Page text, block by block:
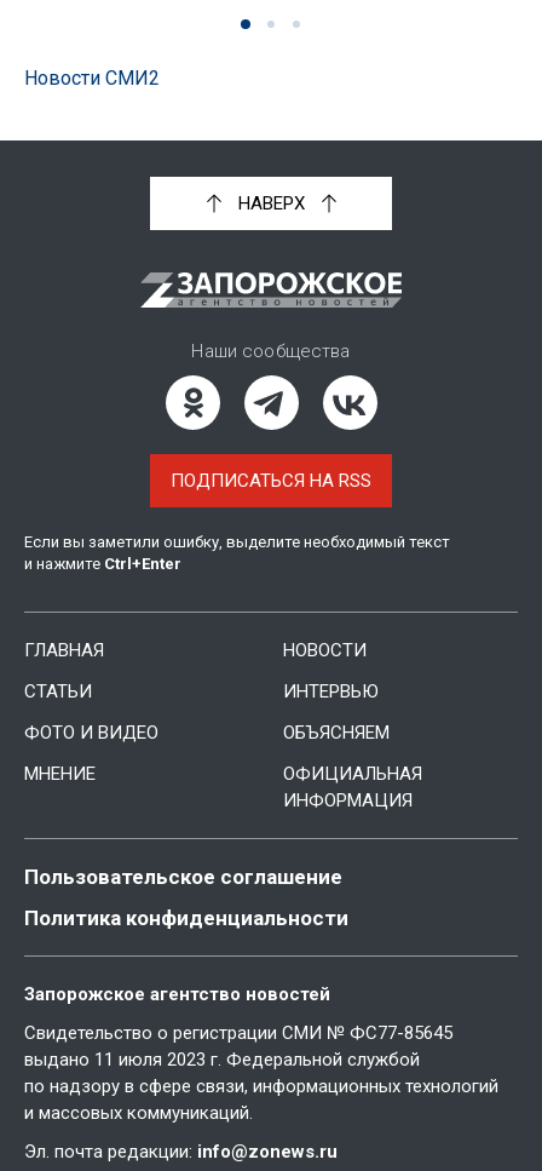
Новости СМИ2
НАВЕРХ
Наши сообщества
ПОДПИСАТЬСЯ НА RSS
Если вы заметили ошибку, выделите необходимый текст
и нажмите Ctrl +Enter
ГЛАВНАЯ
НОВОСТИ
СТАТЬИ
ИНТЕРВЬЮ
ФОТО И ВИДЕО
ОБЪЯСНЯЕМ
МНЕНИЕ
ОФИЦИАЛЬНАЯ
ИНФОРМАЦИЯ
Пользовательское соглашение
Политика конфиденциальности
Запорожское агентство новостей
Свидетельство о регистрации СМИ № ФС77-85645
выдано 11 июля 2023 г. Федеральной службой
по надзору в сфере связи, информационных технологий
и массовых коммуникаций.
Эл. почта редакции: info@zonews.ru